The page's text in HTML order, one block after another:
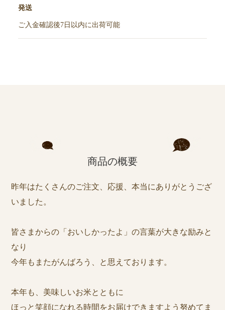
発送
ご入金確認後7日以内に出荷可能
商品の概要
昨年はたくさんのご注文、応援、本当にありがとうござ
いました。
皆さまからの「おいしかったよ」の言葉が大きな励みと
なり
今年もまたがんばろう、と思えております。
本年も、美味しいお米とともに
ほっと笑顔になれる時間をお届けできますよう努めてま